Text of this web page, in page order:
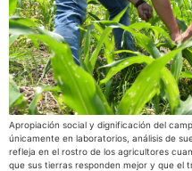
Apropiación social y dignificación del
únicamente en laboratorios, análisis de
refleja en el rostro de los agricultores
que sus tierras responden mejor y que el